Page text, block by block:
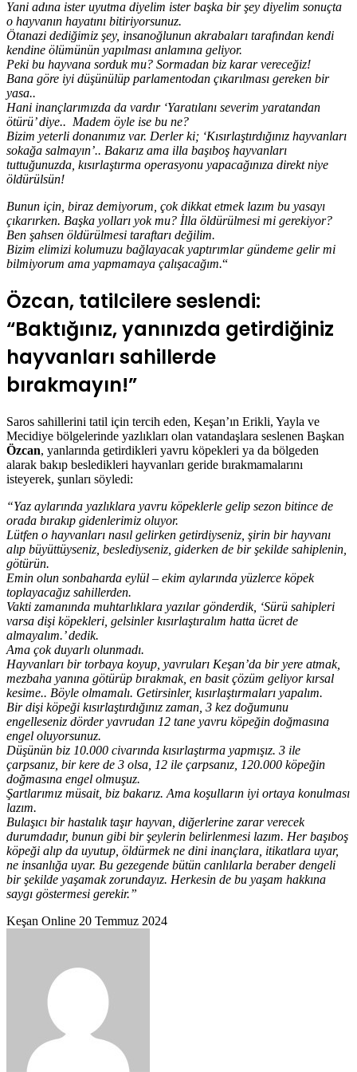
Yani adına ister uyutma diyelim ister başka bir şey diyelim sonuçta
o hayvanın hayatını bitiriyorsunuz.
Ötanazi dediğimiz şey, insanoğlunun akrabaları tarafından kendi
kendine ölümünün yapılması anlamına geliyor.
Peki bu hayvana sorduk mu? Sormadan biz karar vereceğiz!
Bana göre iyi düşünülüp parlamentodan çıkarılması gereken bir
yasa..
Hani inançlarımızda da vardır ‘Yaratılanı severim yaratandan
ötürü’ diye.. Madem öyle ise bu ne?
Bizim yeterli donanımız var. Derler ki; ‘Kısırlaştırdığınız hayvanları
sokağa salmayın’.. Bakarız ama illa başıboş hayvanları
tuttuğunuzda, kısırlaştırma operasyonu yapacağınıza direkt niye
öldürülsün!
Bunun için, biraz demiyorum, çok dikkat etmek lazım bu yasayı
çıkarırken. Başka yolları yok mu? İlla öldürülmesi mi gerekiyor?
Ben şahsen öldürülmesi taraftarı değilim.
Bizim elimizi kolumuzu bağlayacak yaptırımlar gündeme gelir mi
bilmiyorum ama yapmamaya çalışacağım.“
Özcan, tatilcilere seslendi:
“Baktığınız, yanınızda getirdiğiniz
hayvanları sahillerde
bırakmayın!”
Saros sahillerini tatil için tercih eden, Keşan’ın Erikli, Yayla ve
Mecidiye bölgelerinde yazlıkları olan vatandaşlara seslenen Başkan
Özcan, yanlarında getirdikleri yavru köpekleri ya da bölgeden
alarak bakıp besledikleri hayvanları geride bırakmamalarını
isteyerek, şunları söyledi:
“Yaz aylarında yazlıklara yavru köpeklerle gelip sezon bitince de
orada bırakıp gidenlerimiz oluyor.
Lütfen o hayvanları nasıl gelirken getirdiyseniz, şirin bir hayvanı
alıp büyüttüyseniz, beslediyseniz, giderken de bir şekilde sahiplenin,
götürün.
Emin olun sonbaharda eylül – ekim aylarında yüzlerce köpek
toplayacağız sahillerden.
Vakti zamanında muhtarlıklara yazılar gönderdik, ‘Sürü sahipleri
varsa dişi köpekleri, gelsinler kısırlaştıralım hatta ücret de
almayalım.’ dedik.
Ama çok duyarlı olunmadı.
Hayvanları bir torbaya koyup, yavruları Keşan’da bir yere atmak,
mezbaha yanına götürüp bırakmak, en basit çözüm geliyor kırsal
kesime.. Böyle olmamalı. Getirsinler, kısırlaştırmaları yapalım.
Bir dişi köpeği kısırlaştırdığınız zaman, 3 kez doğumunu
engelleseniz dörder yavrudan 12 tane yavru köpeğin doğmasına
engel oluyorsunuz.
Düşünün biz 10.000 civarında kısırlaştırma yapmışız. 3 ile
çarpsanız, bir kere de 3 olsa, 12 ile çarpsanız, 120.000 köpeğin
doğmasına engel olmuşuz.
Şartlarımız müsait, biz bakarız. Ama koşulların iyi ortaya konulması
lazım.
Bulaşıcı bir hastalık taşır hayvan, diğerlerine zarar verecek
durumdadır, bunun gibi bir şeylerin belirlenmesi lazım. Her başıboş
köpeği alıp da uyutup, öldürmek ne dini inançlara, itikatlara uyar,
ne insanlığa uyar. Bu gezegende bütün canlılarla beraber dengeli
bir şekilde yaşamak zorundayız. Herkesin de bu yaşam hakkına
saygı göstermesi gerekir.”
Keşan Online Bir
20 Temmuz 2024